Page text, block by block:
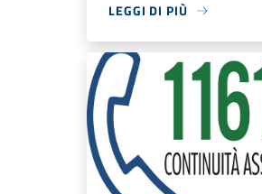
LEGGI DI PIÙ